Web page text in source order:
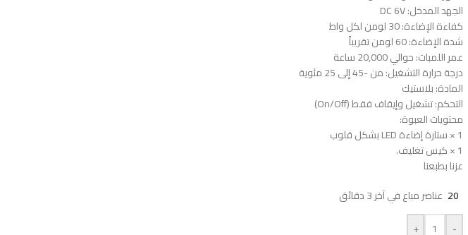
الجهد المدخل: DC 6V
كفاءة الإضاءة: 30 لومن لكل واط
شدة الإضاءة: 60 لومن تقريباً
عمر اللمبات: حوالي 20,000 ساعة
درجة حرارة التشغيل: من -45 إلى 25 مئوية
المادة: بلاستيك
التحكم: تشغيل وإيقاف فقط (On/Off)
محتويات العبوة:
1 × ستارة إضاءة LED بشكل قلوب
1 × كيس تغليف.
عزنا بطبعنا
20 عناصر مباع في آخر 3 دقائق
-
+